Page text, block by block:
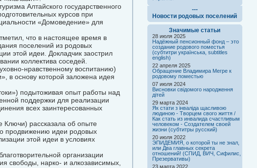
Алтайского государственного
курсов при
«Домоведение» для
что в настоящее время в
поселений из родовых
этой идеи. Докладчик заострил
коллектива соседей.
нравственному воспитанию)
в основу которой заложена идея
подытоживая опыт работы над
поддержки для реализации
всех заинтересованных
Ключи) рассказала об опыте
продвижению идеи родовых
этой идеи в условиях
организации
свободы, нарко- и алкозависимых,
---
Новости родовых поселений
Значимые статьи
28 июля 2025
Надёжный пенсионный фонд – это
создание родового поместья
(субтитри українська, subtitles
english)
22 апреля 2025
Обращение Владимира Мегре к
родовому поместью
07 июля 2024
Висновки свідомого народження
дітей
29 марта 2024
Як стати з інваліда щасливою
людиною - Творцем свого життя /
Как стать из инвалида счастливым
человеком - Создателем своей
жизни (субтитры русский)
20 июля 2022
ЭПИДЕМИЯ, о которой ты не знал,
или Два главных секрета
отношений! (СПИД, ВИЧ, Сифилис,
Презервативы)
23 марта 2022